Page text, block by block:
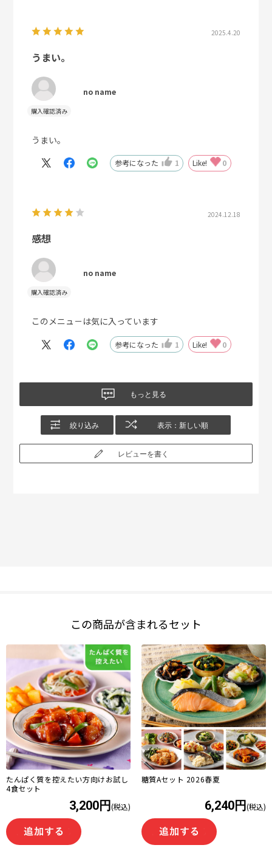
2025.4.20
うまい。
no name
うまい。
参考になった 1 Like! 0
2024.12.18
感想
no name
このメニュ－は気に入っています
参考になった 1 Like! 0
もっと見る
絞り込み 表示：新しい順
レビューを書く
この商品が含まれるセット
たんぱく質を控えたい方向けお試し
4食セット
3,200円(税込)
糖質Aセット 2026春夏
6,240円(税込)